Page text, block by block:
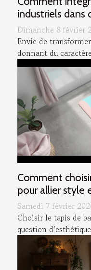
industriels dans
Dimanche 8 février
Envie de
donnant du
Comment
pour allier style
Samedi 7 février
Choisir le tapis de
question